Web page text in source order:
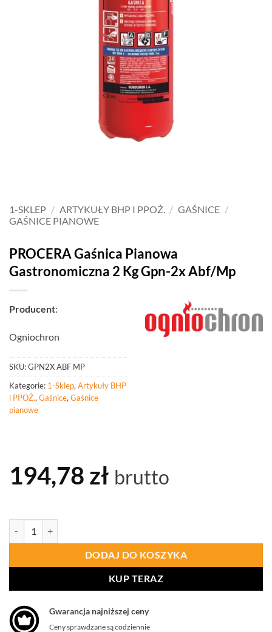
1-SKLEP / ARTYKUŁY BHP I PPOŻ. / GAŚNICE /
GAŚNICE PIANOWE
PROCERA Gaśnica Pianowa
Gastronomiczna 2 Kg Gpn-2x Abf/Mp
Producent:
Ogniochron
SKU:GPN2X ABF MP
Kategorie: 1-Sklep, Artykuły BHP
i PPOŻ., Gaśnice, Gaśnice
pianowe
194,78 zł brutto
DODAJ DO KOSZYKA
KUP TERAZ
Gwarancja najniższej ceny
Ceny sprawdzane są codziennie